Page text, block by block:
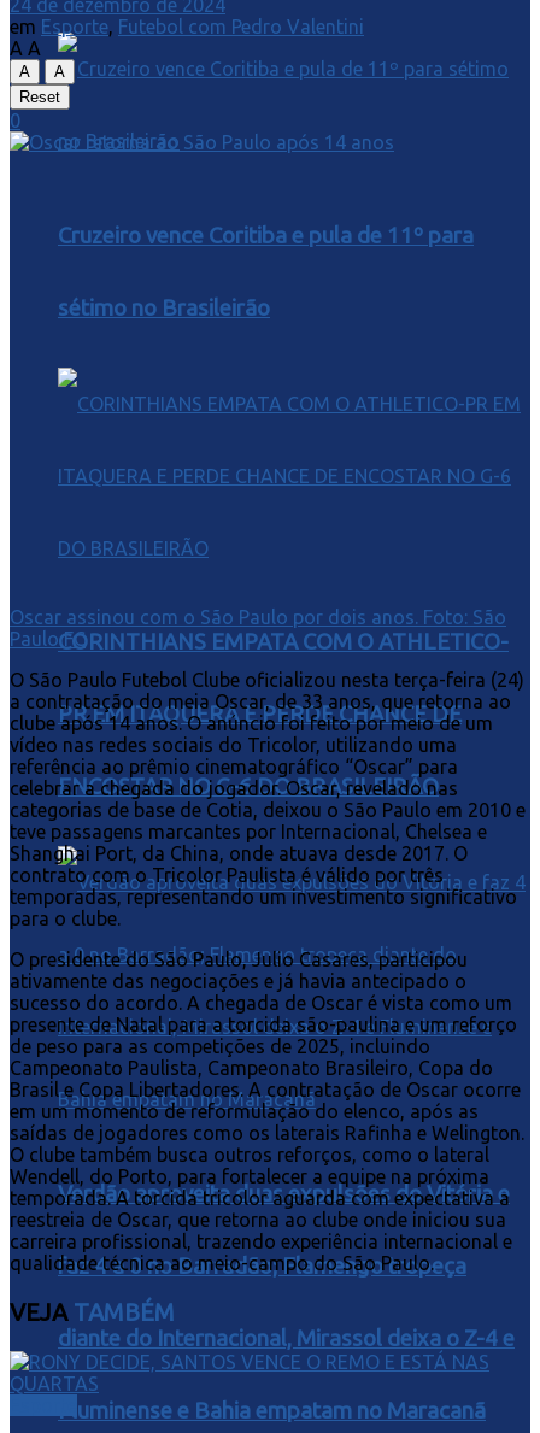
Cruzeiro vence Coritiba e pula de 11º para
sétimo no Brasileirão
CORINTHIANS EMPATA COM O ATHLETICO-
PR EM ITAQUERA E PERDE CHANCE DE
ENCOSTAR NO G-6 DO BRASILEIRÃO
Verdão aproveita duas expulsões do Vitória e
faz 4 a 0 no Barradão; Flamengo tropeça
diante do Internacional, Mirassol deixa o Z-4 e
Fluminense e Bahia empatam no Maracanã
24 de dezembro de 2024
em Esporte, Futebol com Pedro Valentini
A A
A
A
Reset
0
Oscar assinou com o São Paulo por dois anos. Foto: São
Paulo FC
O São Paulo Futebol Clube oficializou nesta terça-feira (24)
a contratação do meia Oscar, de 33 anos, que retorna ao
clube após 14 anos. O anúncio foi feito por meio de um
vídeo nas redes sociais do Tricolor, utilizando uma
referência ao prêmio cinematográfico “Oscar” para
celebrar a chegada do jogador. Oscar, revelado nas
categorias de base de Cotia, deixou o São Paulo em 2010 e
teve passagens marcantes por Internacional, Chelsea e
Shanghai Port, da China, onde atuava desde 2017. O
contrato com o Tricolor Paulista é válido por três
temporadas, representando um investimento significativo
para o clube.
O presidente do São Paulo, Julio Casares, participou
ativamente das negociações e já havia antecipado o
sucesso do acordo. A chegada de Oscar é vista como um
presente de Natal para a torcida são-paulina e um reforço
de peso para as competições de 2025, incluindo
Campeonato Paulista, Campeonato Brasileiro, Copa do
Brasil e Copa Libertadores. A contratação de Oscar ocorre
em um momento de reformulação do elenco, após as
saídas de jogadores como os laterais Rafinha e Welington.
O clube também busca outros reforços, como o lateral
Wendell, do Porto, para fortalecer a equipe na próxima
temporada. A torcida tricolor aguarda com expectativa a
reestreia de Oscar, que retorna ao clube onde iniciou sua
carreira profissional, trazendo experiência internacional e
qualidade técnica ao meio-campo do São Paulo.
VEJATAMBÉM